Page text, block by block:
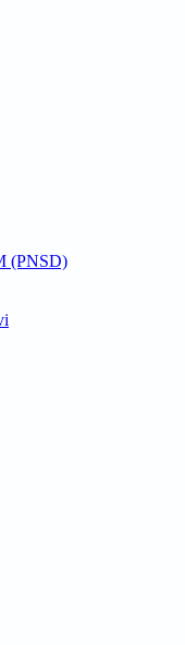
(PNSD)